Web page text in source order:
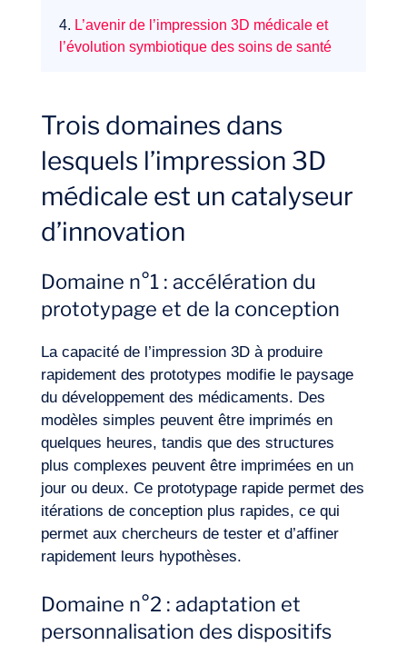
Expertises
4. L’avenir de l’impression 3D médicale et
l’évolution symbiotique des soins de santé
Trois domaines dans
lesquels l’impression 3D
médicale est un catalyseur
d’innovation
Domaine n°1 : accélération du
prototypage et de la conception
La capacité de l’impression 3D à produire
rapidement des prototypes modifie le paysage
du développement des médicaments. Des
modèles simples peuvent être imprimés en
quelques heures, tandis que des structures
plus complexes peuvent être imprimées en un
jour ou deux. Ce prototypage rapide permet des
itérations de conception plus rapides, ce qui
permet aux chercheurs de tester et d’affiner
rapidement leurs hypothèses.
Domaine n°2 : adaptation et
personnalisation des dispositifs